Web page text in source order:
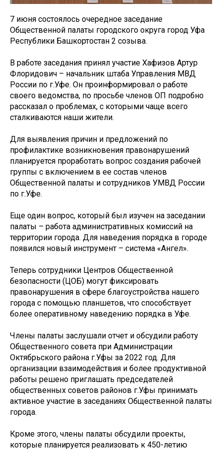
7 июня состоялось очередное заседание
Общественной палаты городского округа город Уфа
Республики Башкортостан 2 созыва.
В работе заседания принял участие Хафизов Артур
Флоридович – начальник штаба Управления МВД
России по г.Уфе. Он проинформировал о работе
своего ведомства, по просьбе членов ОП подробно
рассказал о проблемах, с которыми чаще всего
сталкиваются наши жители.
Для выявления причин и предложений по
профилактике возникновения правонарушений
планируется проработать вопрос создания рабочей
группы с включением в ее состав членов
Общественной палаты и сотрудников УМВД России
по г.Уфе.
Еще один вопрос, который был изучен на заседании
палаты – работа административных комиссий на
территории города. Для наведения порядка в городе
появился новый инструмент – система «Ангел».
Теперь сотрудники Центров Общественной
безопасности (ЦОБ) могут фиксировать
правонарушения в сфере благоустройства нашего
города с помощью планшетов, что способствует
более оперативному наведению порядка в Уфе.
Члены палаты заслушали отчет и обсудили работу
Общественного совета при Администрации
Октябрьского района г.Уфы за 2022 год. Для
организации взаимодействия и более продуктивной
работы решено приглашать председателей
общественных советов районов г.Уфы принимать
активное участие в заседаниях Общественной палаты
города.
Кроме этого, члены палаты обсудили проекты,
которые планируется реализовать к 450-летию